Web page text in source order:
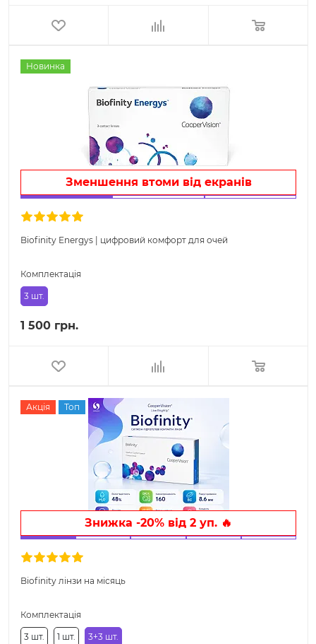
Новинка
Зменшення втоми від екранів
Biofinity Energys | цифровий комфорт для очей
Комплектація
3 шт.
1 500 грн.
Акція Топ
Знижка -20% від 2 уп. 🔥
Biofinity лінзи на місяць
Комплектація
3 шт. 1 шт. 3+3 шт.